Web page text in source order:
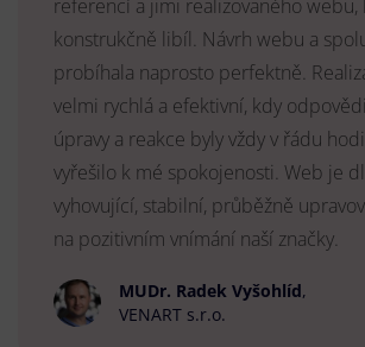
referencí a jimi realizovaného webu,
konstrukčně libíl. Návrh webu a
probíhala naprosto perfektně.
velmi rychlá a efektivní, kdy
úpravy a reakce byly vždy v řádu
vyřešilo k mé spokojenosti. Web je
vyhovující, stabilní, průběžně
na pozitivním vnímání naší značky.
MUDr. Radek Vyšohlíd,
VENART s.r.o.